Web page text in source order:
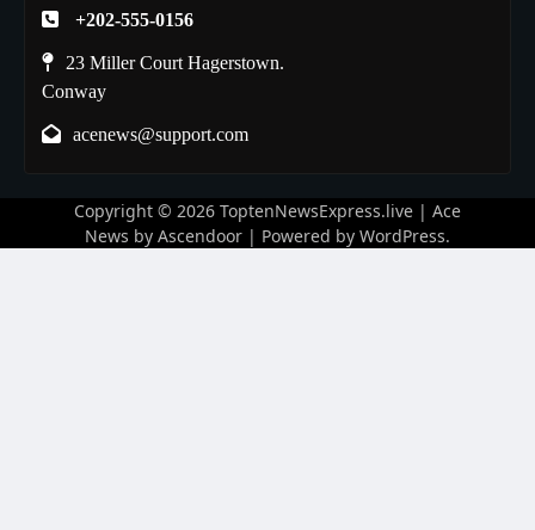
+202-555-0156
23 Miller Court Hagerstown.
Conway
acenews@support.com
Copyright © 2026 ToptenNewsExpress.live | Ace
News by Ascendoor | Powered by WordPress.